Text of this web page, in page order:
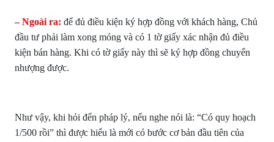
– Ngoài ra: để đủ điều kiện ký hợp đồng với khách hàng, Chủ
đầu tư phải làm xong móng và có 1 tờ giấy xác nhận đủ điều
kiện bán hàng. Khi có tờ giấy này thì sẽ ký hợp đồng chuyển
nhượng được.
Như vậy, khi hỏi đến pháp lý, nếu nghe nói là: “Có quy hoạch
1/500 rồi” thì được hiểu là mới có bước cơ bản đầu tiên của